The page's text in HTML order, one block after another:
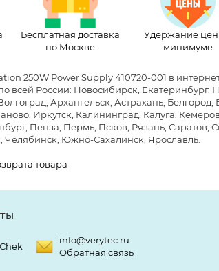
Бесплатная доставка
по Москве
Удержание цен
минимуме
250W Power Supply 410720-001 в
всей России: Новосибирск,
Архангельск, Астрахань,
Иркутск, Калининград, Калуга,
Пенза, Пермь, Псков, Рязань, Саратов,
Челябинск, Южно-Сахалинск, Ярославль.
товара
info@verytec.ru
Обратная связь